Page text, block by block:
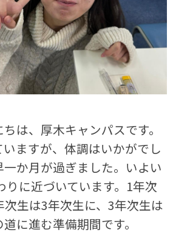
は、厚木キャンパスです。
ますが、体調はいかがでし
か月が過ぎました。いよい
りに近づいています。1年次
生は3年次生に、3年次生は
に進む準備期間です。